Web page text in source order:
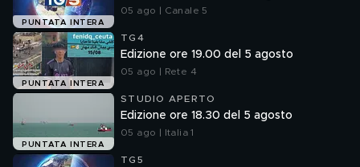
PUNTATA INTERA
05 ago | Canale 5
PUNTATA INTERA
TG4
Edizione ore 19.00 del 5 agosto
05 ago | Rete 4
PUNTATA INTERA
STUDIO APERTO
Edizione ore 18.30 del 5 agosto
05 ago | Italia 1
TG5